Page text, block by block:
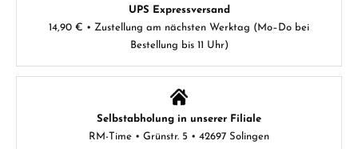
UPS Expressversand
14,90 € • Zustellung am nächsten Werktag (Mo–Do bei
Bestellung bis 11 Uhr)
Selbstabholung in unserer Filiale
RM-Time • Grünstr. 5 • 42697 Solingen